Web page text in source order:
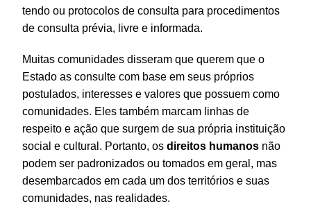
tendo ou protocolos de consulta para procedimentos
de consulta prévia, livre e informada.
Muitas comunidades disseram que querem que o
Estado as consulte com base em seus próprios
postulados, interesses e valores que possuem como
comunidades. Eles também marcam linhas de
respeito e ação que surgem de sua própria instituição
social e cultural. Portanto, osdireitos humanos não
podem ser padronizados ou tomados em geral, mas
desembarcados em cada um dos territórios e suas
comunidades, nas realidades.